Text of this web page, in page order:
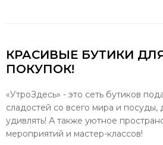
КРАСИВЫЕ БУТИКИ
ПОКУПОК!
«УтроЗдесь» - это сеть бутиков
сладостей со всего мира и посуды,
удивлять! А также уютное
мероприятий и мастер-классов!